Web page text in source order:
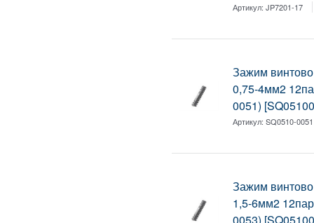
Артикул:JP7201-17
Зажим
0,75-4мм2
0051)
Артикул:SQ0510-0051
Зажим
1,5-6мм2